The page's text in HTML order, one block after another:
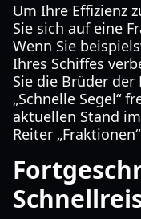
Um Ihre Effizienz
Sie sich auf eine
Wenn Sie
Ihres Schiffes
Sie die Brüder
„Schnelle Segel“
aktuellen Stand
Reiter